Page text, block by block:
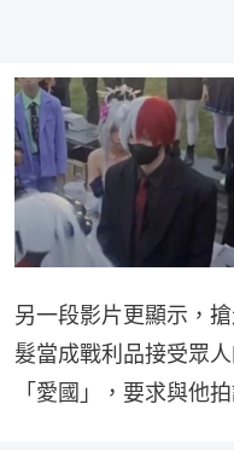
另一段影片更顯示，
髮當成戰利品接受眾
「愛國」，要求與他拍